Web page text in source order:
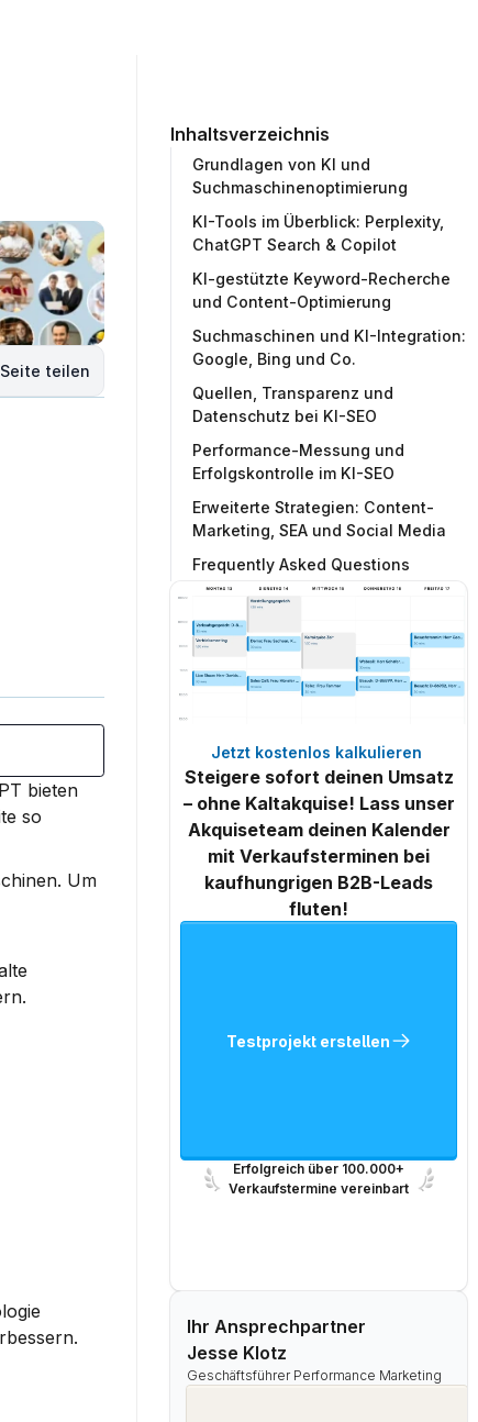
Inhaltsverzeichnis
Grundlagen von KI und
Suchmaschinenoptimierung
KI-Tools im Überblick: Perplexity,
ChatGPT Search & Copilot
KI-gestützte Keyword-Recherche
und Content-Optimierung
Suchmaschinen und KI-Integration:
Google, Bing und Co.
Quellen, Transparenz und
Datenschutz bei KI-SEO
Performance-Messung und
Erfolgskontrolle im KI-SEO
Erweiterte Strategien: Content-
Marketing, SEA und Social Media
Frequently Asked Questions
Jetzt kostenlos kalkulieren
Steigere sofort deinen Umsatz
– ohne Kaltakquise! Lass unser
Akquiseteam deinen Kalender
mit Verkaufsterminen bei
kaufhungrigen B2B-Leads
fluten!
Testprojekt erstellen
Erfolgreich über 100.000+
Verkaufstermine vereinbart
Ihr Ansprechpartner
Jesse Klotz
Geschäftsführer Performance Marketing
Seite teilen
bieten
so
Um